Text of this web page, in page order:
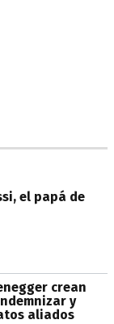
el papá de
crean
y
aliados